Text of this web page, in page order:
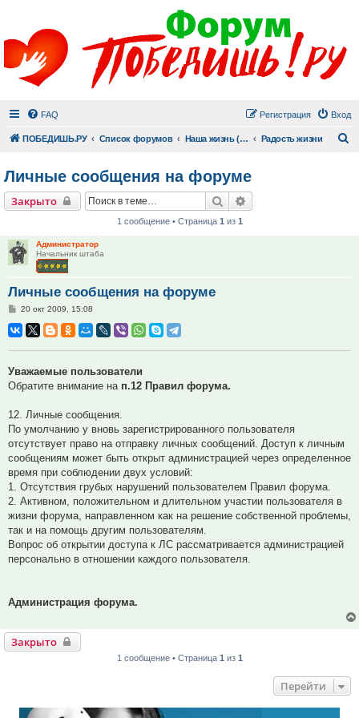
FAQ Вход
Регистрация
ПОБЕДИШЬ.РУ Список форумов Наша жизнь (не всё же о суициде!) Радость жизни
Личные сообщения на форуме
Закрыто Поиск
1 сообщение • Страница 1 из 1
Администратор
Начальник штаба
Личные сообщения на форуме
Сообщение
20 окт 2009, 15:08
Уважаемые пользователи
Обратите внимание на п.12 Правил форума.
12. Личные сообщения.
По умолчанию у вновь зарегистрированного пользователя
отсутствует право на отправку личных сообщений. Доступ к личным
сообщениям может быть открыт администрацией через определенное
время при соблюдении двух условий:
1. Отсутствия грубых нарушений пользователем Правил форума.
2. Активном, положительном и длительном участии пользователя в
жизни форума, направленном как на решение собственной проблемы,
так и на помощь другим пользователям.
Вопрос об открытии доступа к ЛС рассматривается администрацией
персонально в отношении каждого пользователя.
Администрация форума.
Закрыто
1 сообщение • Страница 1из 1
Перейти